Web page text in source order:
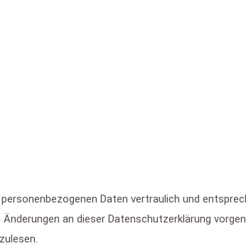
Daten vertraulich und
an dieser Datenschutzerklärung